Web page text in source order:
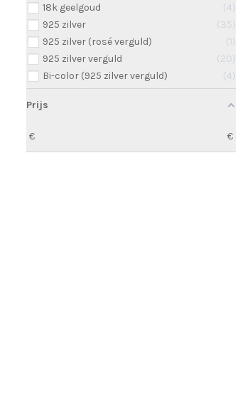
18k geelgoud
4
925 zilver
35
925 zilver (rosé verguld)
1
925 zilver verguld
20
Bi-color (925 zilver verguld)
4
Prijs
€ €